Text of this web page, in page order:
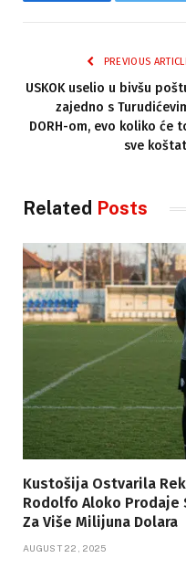
PREVIOUS
USKOK uselio u bivšu
zajedno s
DORH-om, evo koliko će
sve
Related Posts
Kustošija Ostvarila
Rodolfo Aloko Prodaje
Za Više Milijuna Dolara
AUGUST 22, 2025